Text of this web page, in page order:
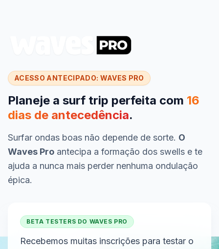
ACESSO ANTECIPADO: WAVES PRO
Planeje a surf trip perfeita com 16
dias de antecedência.
Surfar ondas boas não depende de sorte. O
Waves Pro antecipa a formação dos swells e te
ajuda a nunca mais perder nenhuma ondulação
épica.
BETA TESTERS DO WAVES PRO
Recebemos muitas inscrições para testar o